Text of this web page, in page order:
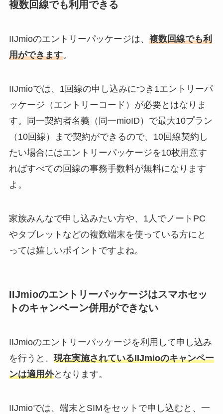
複数回線でも利用できる
IIJmioのエントリーパッケージは、 複数回線でも利
用ができます。
IIJmioでは、1回線の申し込みにつき1エントリーパ
ッケージ（エントリーコード）が必要とはなりま
す。同一契約者名義（同一mioID）で最大10プラン
（10回線）まで契約ができるので、10回線契約し
たい場合にはエントリーパッケージを10枚用意す
ればすべての回線の事務手数料が無料になります
よ。
家族みんなで申し込みたい方や、1人でノートPC
やタブレットなどの複数端末を使っている方にと
っては嬉しいポイントですよね。
IIJmioのエントリーパッケージはスマホセッ
トのキャンペーン併用ができない
IIJmioのエントリーパッケージを利用して申し込み
を行うと、 現在実施されているIIJmioのキャンペー
ンは適用外となります。
IIJmioでは、端末とSIMをセットで申し込むと、一